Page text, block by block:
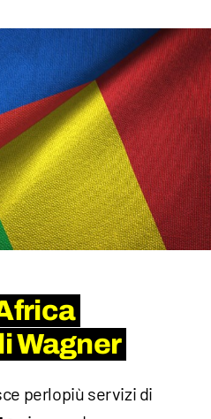
Wagner
perlopiù servizi di